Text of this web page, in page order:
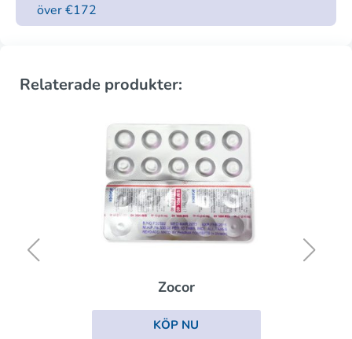
över €172
Relaterade produkter:
Zocor
KÖP NU